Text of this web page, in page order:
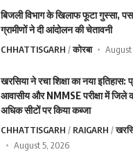
बिजली विभाग के खिलाफ फूटा गुस्सा,
ग्रामीणों ने दी आंदोलन की चेतावनी
CHHATTISGARH कोरबा
खरसिया ने रचा शिक्षा का नया इतिहास:
आवासीय और NMMSE परीक्षा में
अधिक सीटों पर किया कब्जा
CHHATTISGARH RAIGARH
August 5, 2026